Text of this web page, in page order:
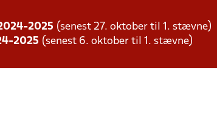
2025 (senest 27. oktober til 1. stævne)
2025 (senest 6. oktober til 1. stævne)